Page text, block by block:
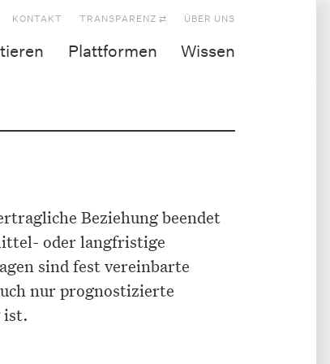
KONTAKT TRANSPARENZ ⇄ ÜBER UNS
Plattformen Wissen
Beziehung beendet
oder langfristige
sind fest vereinbarte
nur prognostizierte
ist.